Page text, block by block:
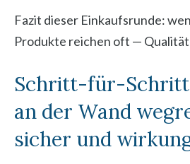
Fazit dieser Einkaufsrunde:
Produkte reichen oft —
Schritt-für-
an der Wand
sicher und